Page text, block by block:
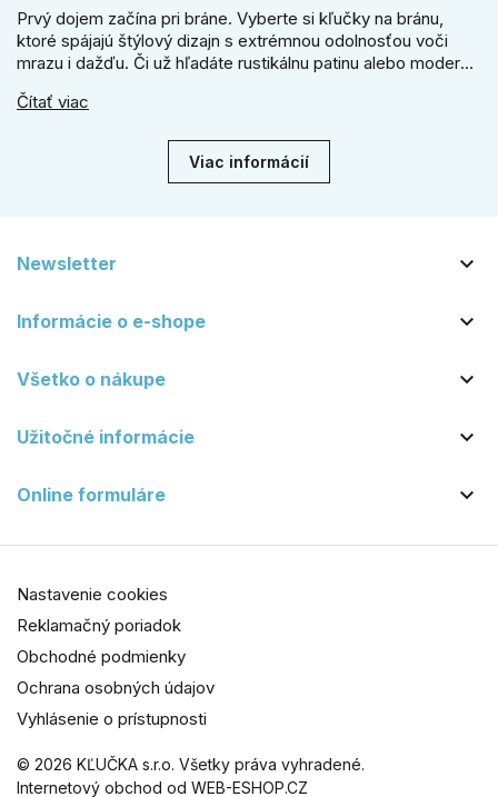
Prvý dojem začína pri bráne. Vyberte si kľučky na bránu,
ktoré spájajú štýlový dizajn s extrémnou odolnosťou voči
mrazu i dažďu. Či už hľadáte rustikálnu patinu alebo moderné
vydrží roky. Zabezpečte svoj vstup kvalitou, ktorá prežije
Čítať viac
Viac informácií
Newsletter 
Informácie o e-shope 
Všetko o nákupe 
Užitočné informácie 
Online formuláre 
© 2026 KĽUČKA s.r.o. Všetky práva vyhradené.
Internetový obchod od WEB-ESHOP.CZ
Nastavenie cookies
Reklamačný poriadok
Obchodné podmienky
Ochrana osobných údajov
Vyhlásenie o prístupnosti